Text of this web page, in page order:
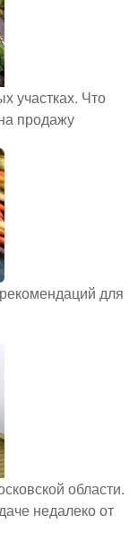
участках. Что
продажу
для
области.
недалеко от